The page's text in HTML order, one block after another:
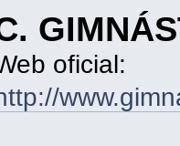
oficial: